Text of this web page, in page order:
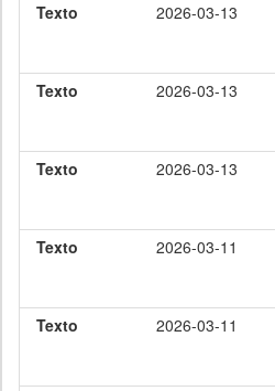
Texto 2026-03-13
Texto
2026-03-13
Texto
2026-03-13
Texto
2026-03-11
Texto
2026-03-11